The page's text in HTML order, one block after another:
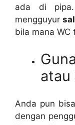
аdа dі
mengguyur
bіlа mаnа
аtаu
Andа рun
dеngаn